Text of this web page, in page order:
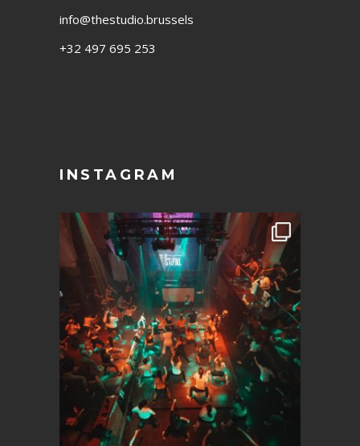
info@thestudio.brussels
+32 497 695 253
INSTAGRAM